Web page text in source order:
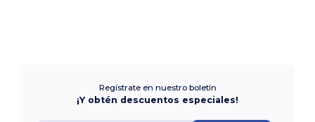
Regístrate en nuestro boletín
¡Y obtén descuentos especiales!